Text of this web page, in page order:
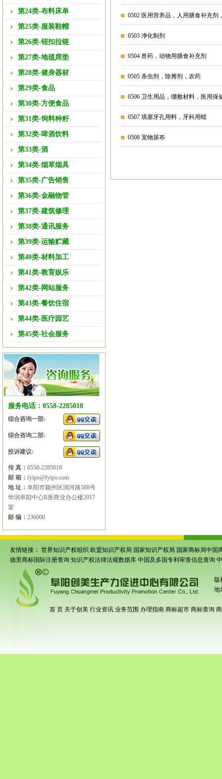
第24类-布料床单
第25类-服装鞋帽
第26类-钮扣拉链
第27类-地毯席垫
第28类-健身器材
第29类-食品
第30类-方便食品
第31类-饲料种籽
第32类-啤酒饮料
第33类-酒
第34类-烟草烟具
第35类-广告销售
第36类-金融物管
第37类-建筑修理
第38类-通讯服务
第39类-运输贮藏
第40类-材料加工
第41类-教育娱乐
第42类-网站服务
第43类-餐饮住宿
第44类-医疗园艺
第45类-社会服务
服务电话：0558-2285018
综合咨询一部:
综合咨询二部:
投诉建议:
传 真： 0558-2285018
邮 箱： fyipo@fyipo.com
地 址： 阜阳市颍州区润河路588号
华润阜阳中心B座商业办公楼2017
室
邮 编： 236000
0502 医用营养品，人用膳食补充剂
0503 净化制剂
0504 兽药，动物用膳食补充剂
0505 杀虫剂，除莠剂，农药
0506 卫生用品，绷敷材料，医用保
0507 填塞牙孔用料，牙科用蜡
0508 宠物尿布
友情链接： 世界知识产权组织 欧盟知识产权局 国家知识产权局 国家商标局中国
德里商标国际注册查询 知识产权法律法规数据库 中国及多国专利审查信息查询
版
地
首 页 关于创美 行业资讯 业务范围 办理指南 商标超市 商标查询